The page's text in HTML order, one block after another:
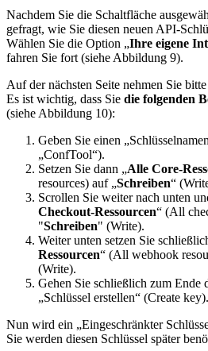
Nachdem Sie die Schaltfläche
gefragt, wie Sie diesen neuen API-
Wählen Sie die Option „Ihre eigene
fahren Sie fort (siehe Abbildung 9).
Auf der nächsten Seite nehmen Sie
Es ist wichtig, dass Sie die folgenden
(siehe Abbildung 10):
Geben Sie einen
„ConfTool“).
Setzen Sie dann „Alle Core-
resources) auf „Schreiben“
Scrollen Sie weiter nach unten
Checkout-Ressourcen“ (All
"Schreiben" (Write).
Weiter unten setzen Sie
Ressourcen“ (All webhook
(Write).
Gehen Sie schließlich zum Ende
„Schlüssel erstellen“ (Create key).
Nun wird ein „Eingeschränkter
Sie werden diesen Schlüssel später